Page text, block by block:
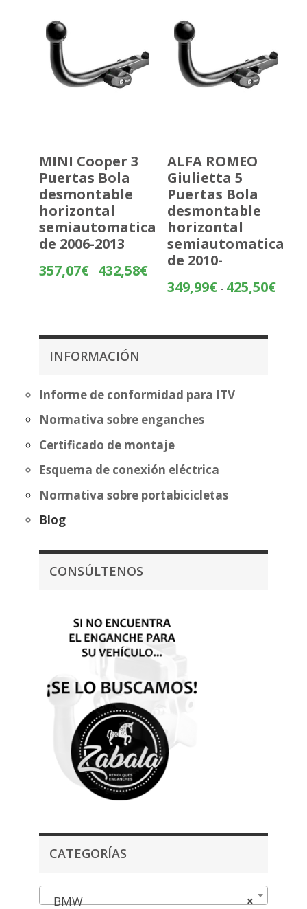
MINI Cooper 3
Puertas Bola
desmontable
horizontal
semiautomatica
de 2006-2013
357,07€ - 432,58€Rango
ALFA ROMEO
Giulietta 5
Puertas Bola
desmontable
horizontal
semiautomatica
de 2010-
349,99€ - 425,50€Rango
INFORMACIÓN
Informe de conformidad para ITV
Normativa sobre enganches
Certificado de montaje
Esquema de conexión eléctrica
Normativa sobre portabicicletas
Blog
CONSÚLTENOS
CATEGORÍAS
×
BMW